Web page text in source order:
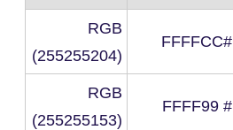
#FFFFCC
RGB
(255255204)
# FFFF99
RGB
(255255153)